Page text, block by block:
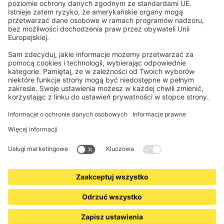
Rejestry / zapisy
Obowiązkowe informacje dla konsumentów
Partnerzy logistyczni
Informacje prawne
Ogólne warunki sprzedaży
Prywatność i ochrona danych
Informacje o utylizacji baterii i sprzętu elektronicznego (BattG /
Warunki gwarancji
Ustawienia plików cookie
www.jalousiescout.de • www.jalousiescout.at
www.domondo.es
• www.domondo.fr • www.domondo.it • www.domondo.pl
© 2026 Schoenberger Germany Enterprises GmbH & Co KG. Wszelkie prawa